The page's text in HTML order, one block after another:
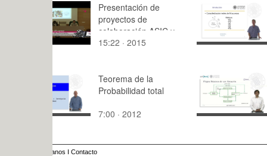
Presentación de
proyectos de
colaboración ASIC y
APFG. 1/6
15:22 · 2015
matrices
12:04 ·
Teorema de la
Probabilidad total
7:00 · 2012
Almacén
7:45 · 2013